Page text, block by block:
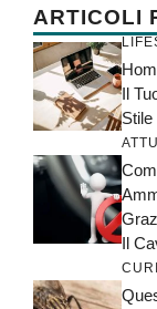
ARTICOLI
Il
Il